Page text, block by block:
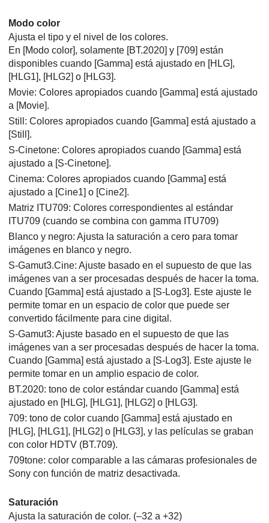
Modo color
Ajusta el tipo y el nivel de los colores.
En [Modo color], solamente [BT.2020] y [709] están
disponibles cuando [Gamma] está ajustado en [HLG],
[HLG1], [HLG2] o [HLG3].
Movie: Colores apropiados cuando [Gamma] está ajustado
a [Movie].
Still: Colores apropiados cuando [Gamma] está ajustado a
[Still].
S-Cinetone: Colores apropiados cuando [Gamma] está
ajustado a [S-Cinetone].
Cinema: Colores apropiados cuando [Gamma] está
ajustado a [Cine1] o [Cine2].
Matriz ITU709: Colores correspondientes al estándar
ITU709 (cuando se combina con gamma ITU709)
Blanco y negro: Ajusta la saturación a cero para tomar
imágenes en blanco y negro.
S-Gamut3.Cine: Ajuste basado en el supuesto de que las
imágenes van a ser procesadas después de hacer la toma.
Cuando [Gamma] está ajustado a [S-Log3]. Este ajuste le
permite tomar en un espacio de color que puede ser
convertido fácilmente para cine digital.
S-Gamut3: Ajuste basado en el supuesto de que las
imágenes van a ser procesadas después de hacer la toma.
Cuando [Gamma] está ajustado a [S-Log3]. Este ajuste le
permite tomar en un amplio espacio de color.
BT.2020: tono de color estándar cuando [Gamma] está
ajustado en [HLG], [HLG1], [HLG2] o [HLG3].
709: tono de color cuando [Gamma] está ajustado en
[HLG], [HLG1], [HLG2] o [HLG3], y las películas se graban
con color HDTV (BT.709).
709tone: color comparable a las cámaras profesionales de
Sony con función de matriz desactivada.
Saturación
Ajusta la saturación de color. (–32 a +32)